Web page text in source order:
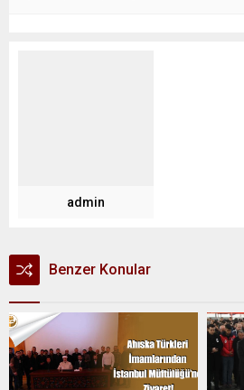
admin
Benzer Konular